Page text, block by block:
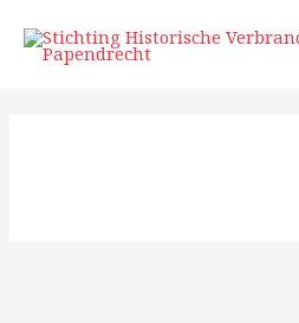
naar